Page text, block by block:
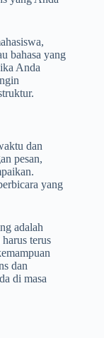
bahasa yang
Anda
dan
pesan,
yang
adalah
terus
dan
di masa